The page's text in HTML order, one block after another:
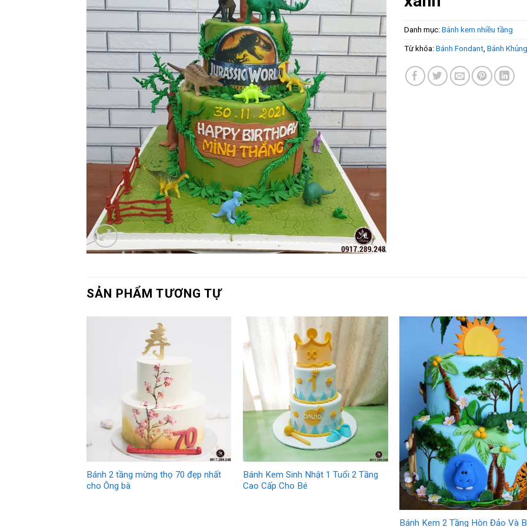
Danh mục: Bánh kem nhiều tầng
Từ khóa: Bánh Fondant, Bánh
SẢN PHẨM TƯƠNG TỰ
Bánh 2 tầng mừng thọ 70 đẹp nhất
cho Ông bà
Bánh Kem Sinh Nhật 1 Tuổi 2 Tầng
Cao Cấp Cho Bé
Bánh Kem 2 Tầng Hòn Đảo Và